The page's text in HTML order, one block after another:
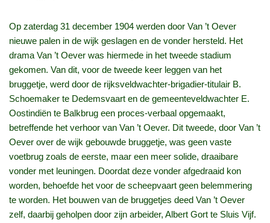
Op zaterdag 31 december 1904 werden door Van ’t Oever
nieuwe palen in de wijk geslagen en de vonder hersteld. Het
drama Van ’t Oever was hiermede in het tweede stadium
gekomen. Van dit, voor de tweede keer leggen van het
bruggetje, werd door de rijksveldwachter-brigadier-titulair B.
Schoemaker te Dedemsvaart en de gemeenteveldwachter E.
Oostindiën te Balkbrug een proces-verbaal opgemaakt,
betreffende het verhoor van Van ’t Oever. Dit tweede, door Van ’t
Oever over de wijk gebouwde bruggetje, was geen vaste
voetbrug zoals de eerste, maar een meer solide, draaibare
vonder met leuningen. Doordat deze vonder afgedraaid kon
worden, behoefde het voor de scheepvaart geen belemmering
te worden. Het bouwen van de bruggetjes deed Van ’t Oever
zelf, daarbij geholpen door zijn arbeider, Albert Gort te Sluis Vijf.